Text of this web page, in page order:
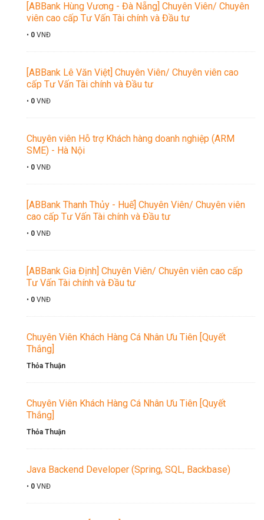
[ABBank Hùng Vương - Đà Nẵng] Chuyên Viên/ Chuyên
viên cao cấp Tư Vấn Tài chính và Đầu tư
• 0 VNĐ
[ABBank Lê Văn Việt] Chuyên Viên/ Chuyên viên cao
cấp Tư Vấn Tài chính và Đầu tư
• 0 VNĐ
Chuyên viên Hỗ trợ Khách hàng doanh nghiệp (ARM
SME) - Hà Nội
• 0 VNĐ
[ABBank Thanh Thủy - Huế] Chuyên Viên/ Chuyên viên
cao cấp Tư Vấn Tài chính và Đầu tư
• 0 VNĐ
[ABBank Gia Định] Chuyên Viên/ Chuyên viên cao cấp
Tư Vấn Tài chính và Đầu tư
• 0 VNĐ
Chuyên Viên Khách Hàng Cá Nhân Ưu Tiên [Quyết
Thắng]
Thỏa Thuận
Chuyên Viên Khách Hàng Cá Nhân Ưu Tiên [Quyết
Thắng]
Thỏa Thuận
Java Backend Developer (Spring, SQL, Backbase)
• 0 VNĐ